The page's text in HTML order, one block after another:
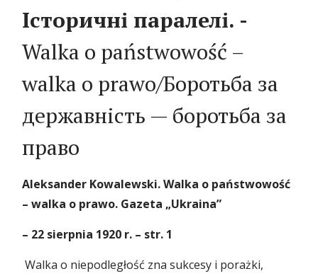
Історичні паралелі. -
Walka o państwowość –
walka o prawo/Боротьба за
дeржавність — боротьба за
право
Aleksander Kowalewski. Walka o państwowość
– walka o prawo. Gazeta „Ukraina”
– 22 sierpnia 1920 r. – str. 1
Walka o niepodległość zna sukcesy i porażki,